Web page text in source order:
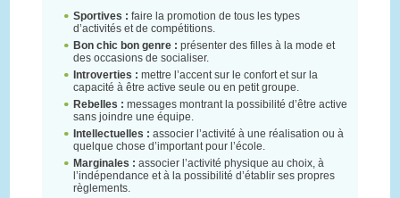
Sportives : faire la promotion de tous les types
d’activités et de compétitions.
Bon chic bon genre : présenter des filles à la mode et
des occasions de socialiser.
Introverties : mettre l’accent sur le confort et sur la
capacité à être active seule ou en petit groupe.
Rebelles : messages montrant la possibilité d’être active
sans joindre une équipe.
Intellectuelles : associer l’activité à une réalisation ou à
quelque chose d’important pour l’école.
Marginales : associer l’activité physique au choix, à
l’indépendance et à la possibilité d’établir ses propres
règlements.